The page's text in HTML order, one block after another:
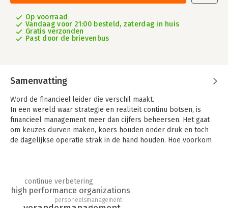
Op voorraad
Vandaag voor 21:00 besteld, zaterdag in huis
Gratis verzonden
Past door de brievenbus
Samenvatting
Word de financieel leider die verschil maakt.
In een wereld waar strategie en realiteit continu botsen, is
financieel management meer dan cijfers beheersen. Het gaat
om keuzes durven maken, koers houden onder druk en toch
de dagelijkse operatie strak in de hand houden. Hoe voorkom
Dilemma’s uit het financiële vak
topmanager Arend de Jong – met bijna veertig jaar ervaring bij
KLM – zijn belangrijkste praktijklessen. Hij neemt je mee
high performance organizations
continue verbetering
personeelsmanagement